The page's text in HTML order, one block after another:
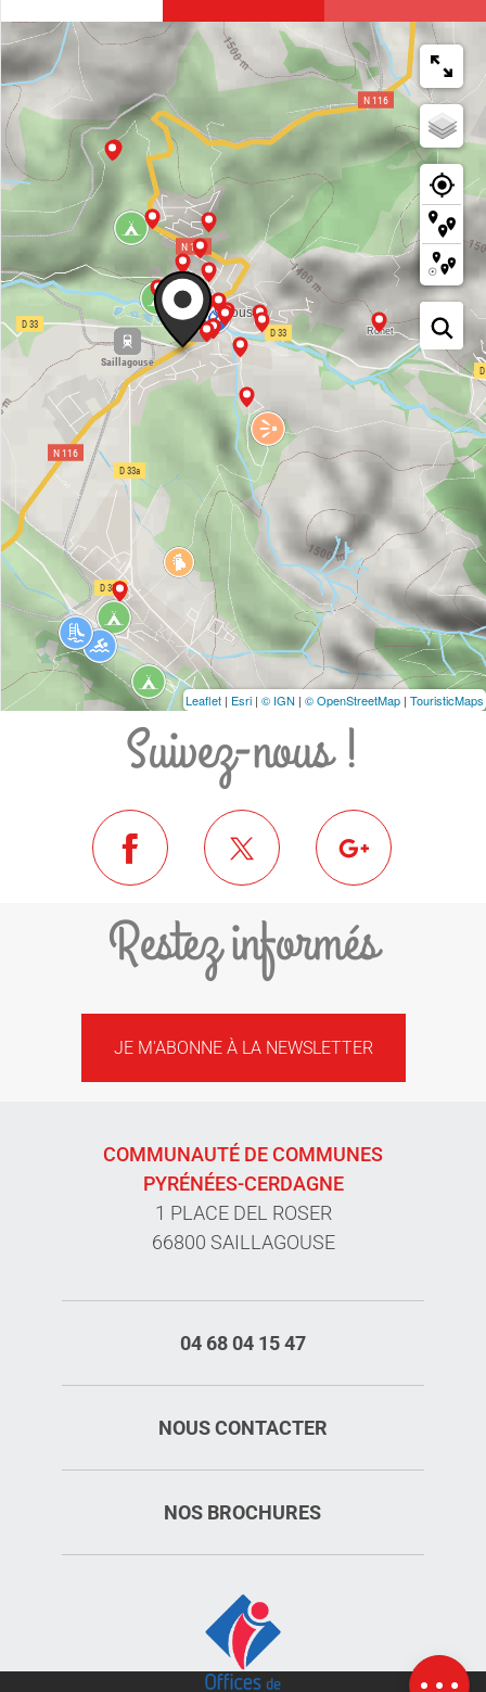
Carte
Leaflet | Esri | © IGN | © OpenStreetMap | TouristicMaps
Suivez-nous !
Restez informés
JE M'ABONNE À LA NEWSLETTER
COMMUNAUTÉ DE COMMUNES
PYRÉNÉES-CERDAGNE
1 PLACE DEL ROSER
66800 SAILLAGOUSE
04 68 04 15 47
NOUS CONTACTER
NOS BROCHURES